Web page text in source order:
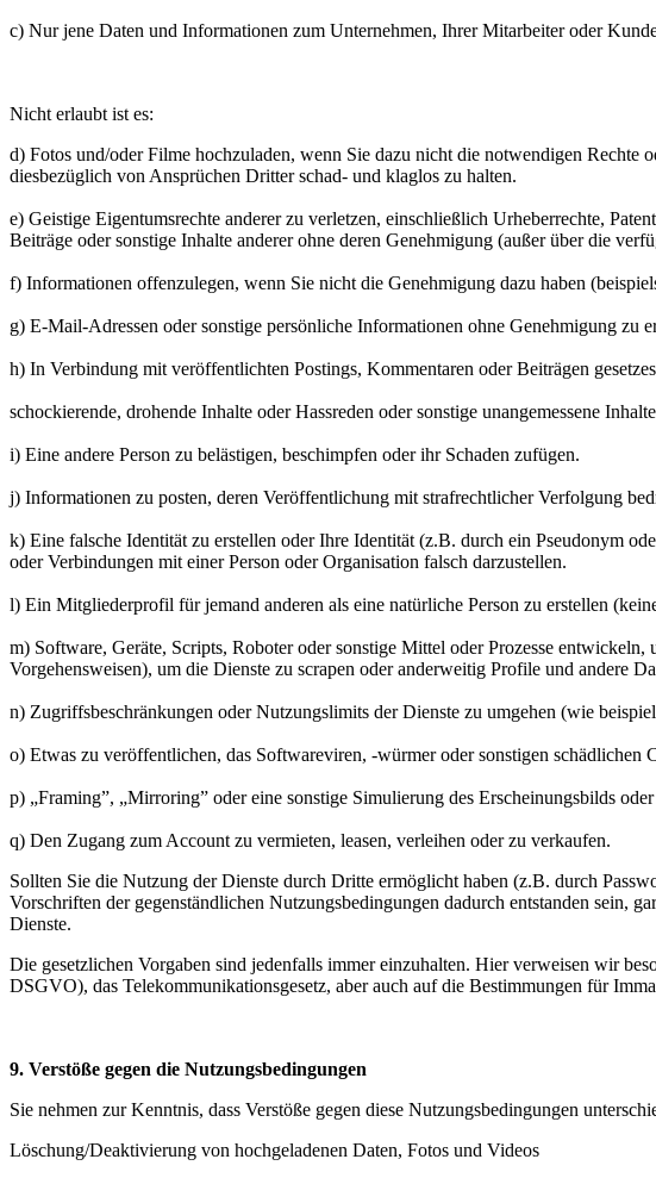
c) Nur jene Daten und Informationen zum Unternehmen, Ihrer Mitarbeiter oder
Nicht erlaubt ist es:
d) Fotos und/oder Filme hochzuladen, wenn Sie dazu nicht die notwendigen Rechte
diesbezüglich von Ansprüchen Dritter schad- und klaglos zu halten.
e) Geistige Eigentumsrechte anderer zu verletzen, einschließlich Urheberrechte,
Beiträge oder sonstige Inhalte anderer ohne deren Genehmigung (außer über die
f) Informationen offenzulegen, wenn Sie nicht die Genehmigung dazu haben
g) E-Mail-Adressen oder sonstige persönliche Informationen ohne Genehmigung zu
h) In Verbindung mit veröffentlichten Postings, Kommentaren oder Beiträgen
schockierende, drohende Inhalte oder Hassreden oder sonstige unangemessene
i) Eine andere Person zu belästigen, beschimpfen oder ihr Schaden zufügen.
j) Informationen zu posten, deren Veröffentlichung mit strafrechtlicher Verfolgung
k) Eine falsche Identität zu erstellen oder Ihre Identität (z.B. durch ein Pseudonym
oder Verbindungen mit einer Person oder Organisation falsch darzustellen.
l) Ein Mitgliederprofil für jemand anderen als eine natürliche Person zu erstellen
m) Software, Geräte, Scripts, Roboter oder sonstige Mittel oder Prozesse
Vorgehensweisen), um die Dienste zu scrapen oder anderweitig Profile und andere
n) Zugriffsbeschränkungen oder Nutzungslimits der Dienste zu umgehen (wie
o) Etwas zu veröffentlichen, das Softwareviren, -würmer oder sonstigen schädlichen
p) „Framing”, „Mirroring” oder eine sonstige Simulierung des Erscheinungsbilds
q) Den Zugang zum Account zu vermieten, leasen, verleihen oder zu verkaufen.
Sollten Sie die Nutzung der Dienste durch Dritte ermöglicht haben (z.B. durch
Vorschriften der gegenständlichen Nutzungsbedingungen dadurch entstanden sein,
Dienste.
Die gesetzlichen Vorgaben sind jedenfalls immer einzuhalten. Hier verweisen wir
DSGVO), das Telekommunikationsgesetz, aber auch auf die Bestimmungen für
9. Verstöße gegen die Nutzungsbedingungen
Sie nehmen zur Kenntnis, dass Verstöße gegen diese Nutzungsbedingungen
Löschung/Deaktivierung von hochgeladenen Daten, Fotos und Videos